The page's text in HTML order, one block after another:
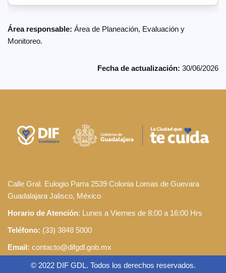
Área responsable: Área de Planeación, Evaluación y
Monitoreo.
Fecha de actualización: 30/06/2026
Calle Gral. Eulogio Parra 2539 Colonia Lomas de Guevara
Guadalajara Jalisco, México
Horario de Atención: Lunes a Viernes de 8:00 a 16:00 Hrs
Teléfono: (33) 3848 5000
Email: contacto@difgdl.gob.mx
© 2022 DIF GDL. Todos los derechos reservados.